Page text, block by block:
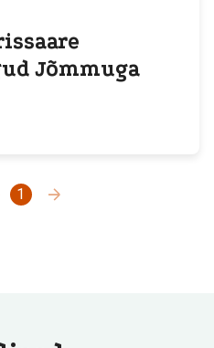
Jõmmuga
1